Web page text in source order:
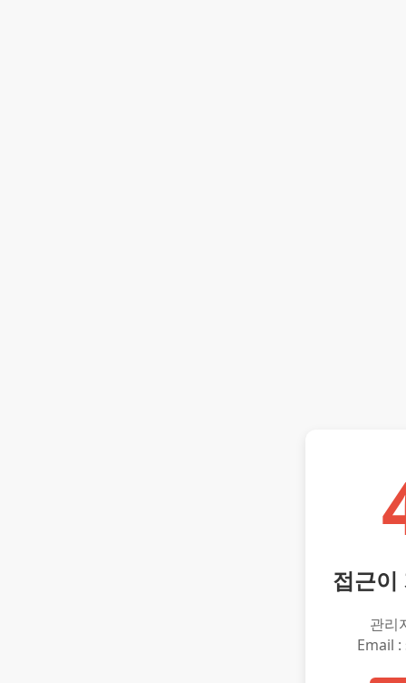
접근이
관리
Email